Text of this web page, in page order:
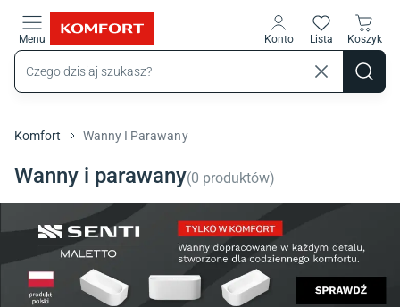
Menu Konto Lista Koszyk
Komfort Wanny I Parawany
Wanny i parawany(0 produktów)